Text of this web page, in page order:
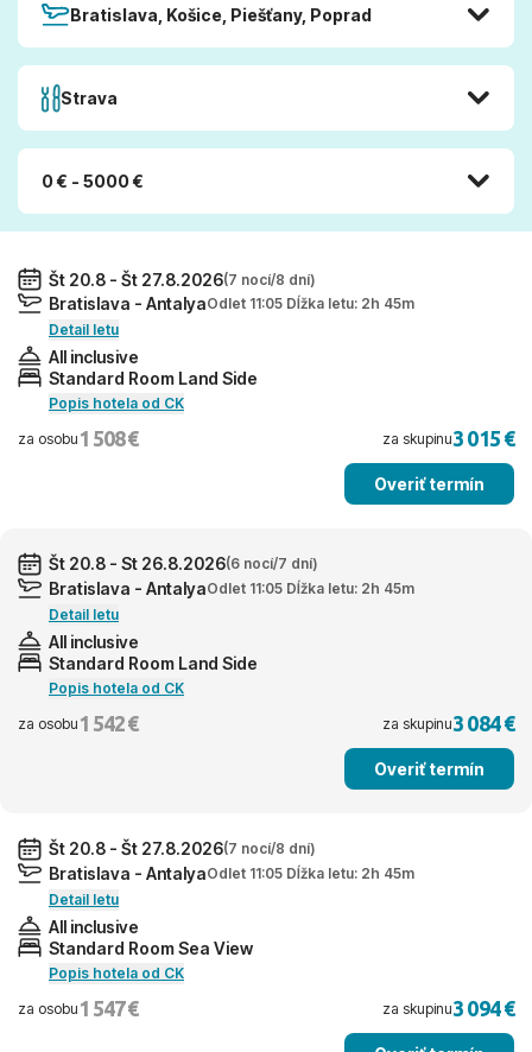
Bratislava, Košice, Piešťany, Poprad
Strava
0 € - 5000 €
Št 20.8 - Št 27.8.2026(7 nocí/8 dní)
Bratislava - AntalyaOdlet 11:05 Dĺžka letu: 2h 45m
Detail letu
All inclusive
Standard Room Land Side
Popis hotela od CK
za osobu 1 508 € za skupinu3 015 €
Overiť termín
Št 20.8 - St 26.8.2026(6 nocí/7 dní)
Bratislava - AntalyaOdlet 11:05 Dĺžka letu: 2h 45m
Detail letu
All inclusive
Standard Room Land Side
Popis hotela od CK
za osobu 1 542 € za skupinu3 084 €
Overiť termín
Št 20.8 - Št 27.8.2026(7 nocí/8 dní)
Bratislava - AntalyaOdlet 11:05 Dĺžka letu: 2h 45m
Detail letu
All inclusive
Standard Room Sea View
Popis hotela od CK
za osobu 1 547 € za skupinu3 094 €